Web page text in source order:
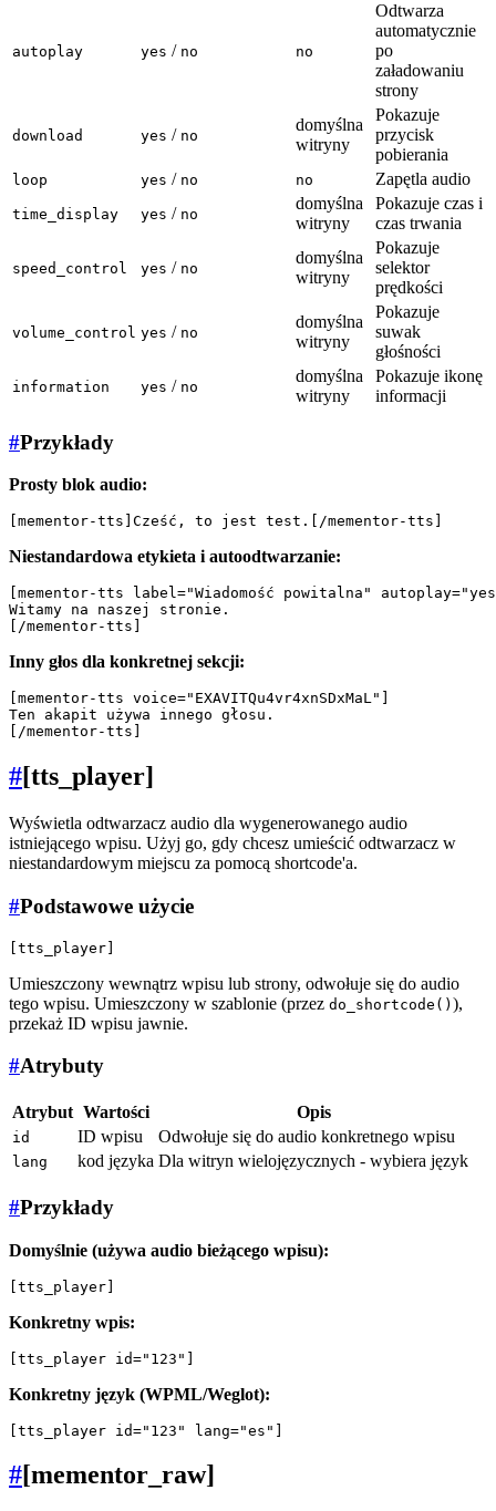
autoplay yes / no no
Odtwarza
automatycznie
po
załadowaniu
strony
download yes / no
domyślna
witryny
Pokazuje
przycisk
pobierania
loop yes / no no Zapętla audio
time_display yes / no
domyślna
witryny
Pokazuje czas i
czas trwania
speed_control yes / no
domyślna
witryny
Pokazuje
selektor
prędkości
volume_control yes / no
domyślna
witryny
Pokazuje
suwak
głośności
information yes / no
domyślna
witryny
Pokazuje ikonę
informacji
#Przykłady
Prosty blok audio:
Niestandardowa etykieta i autoodtwarzanie:
[mementor-tts label="Wiadomość powitalna"
Witamy na naszej stronie.
Inny głos dla konkretnej sekcji:
[mementor-tts voice="EXAVITQu4vr4xnSDxMaL"]
Ten akapit używa innego głosu.
#[tts_player]
Wyświetla odtwarzacz audio dla wygenerowanego audio
istniejącego wpisu. Użyj go, gdy chcesz umieścić odtwarzacz w
niestandardowym miejscu za pomocą shortcode'a.
#Podstawowe użycie
Umieszczony wewnątrz wpisu lub strony, odwołuje się do audio
tego wpisu. Umieszczony w szablonie (przez do_shortcode() ),
przekaż ID wpisu jawnie.
#Atrybuty
Atrybut Wartości Opis
id ID wpisu Odwołuje się do audio konkretnego wpisu
lang kod języka Dla witryn wielojęzycznych - wybiera język
#Przykłady
Domyślnie (używa audio bieżącego wpisu):
Konkretny wpis:
Konkretny język (WPML/Weglot):
#[mementor_raw]